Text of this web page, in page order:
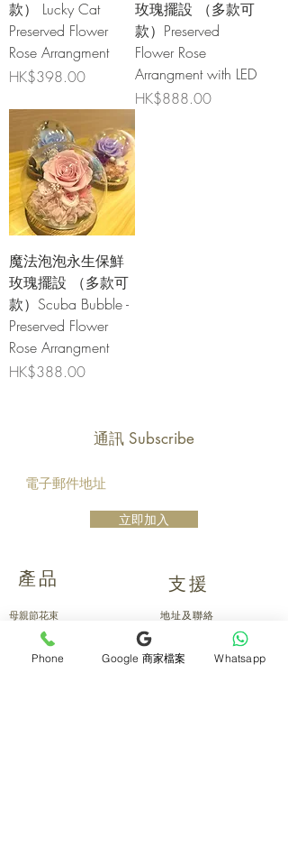
款） Lucky Cat
Preserved Flower
Rose Arrangment
價格
HK$398.00
玫瑰擺設 （多款可
款）Preserved
Flower Rose
Arrangment with LED
價格
HK$888.00
魔法泡泡永生保鮮
玫瑰擺設 （多款可
款）Scuba Bubble -
Preserved Flower
Rose Arrangment
價格
HK$388.00
通訊 Subscribe
立即加入
產品
母親節花束
求婚花束
畢業花束
支援
地址及聯絡
花藝師募集
Phone Google 商家檔案 Whatsapp